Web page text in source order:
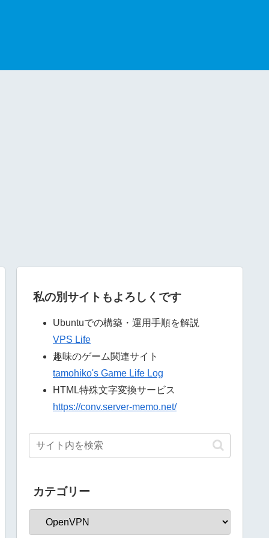
私の別サイトもよろしくです
Ubuntuでの構築・運用手順を解説
VPS Life
趣味のゲーム関連サイト
tamohiko's Game Life Log
HTML特殊文字変換サービス
https://conv.server-memo.net/
カテゴリー